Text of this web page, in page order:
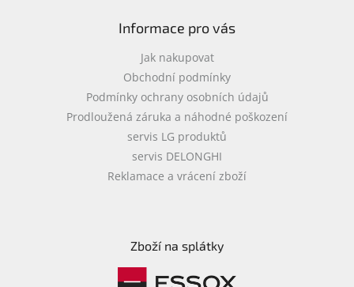
i
s
u
Informace pro vás
Jak nakupovat
Obchodní podmínky
Podmínky ochrany osobních údajů
Prodloužená záruka a náhodné poškození
servis LG produktů
servis DELONGHI
Reklamace a vrácení zboží
Zboží na splátky